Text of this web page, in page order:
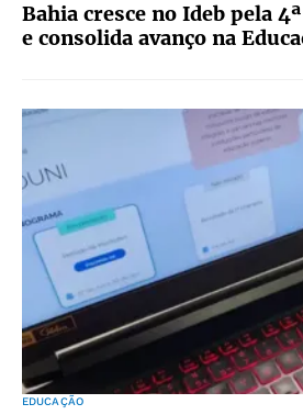
Bahia cresce no Ideb pela
e consolida avanço na
EDUCAÇÃO